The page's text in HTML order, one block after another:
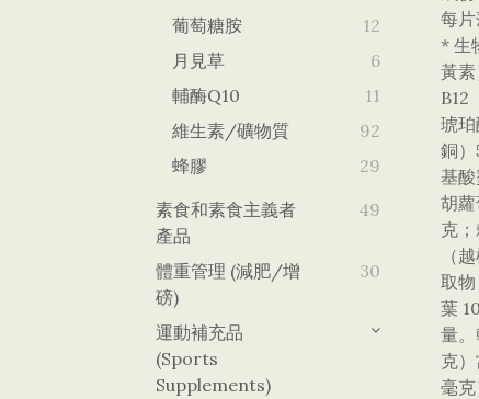
葡萄糖胺
12
月見草
6
輔酶Q10
11
維生素/礦物質
92
蜂膠
29
素食和素食主義者
產品
49
體重管理 (減肥/增
磅)
30
運動補充品
(Sports
Supplements)
每片
* 生
黃
B12
琥
銅
基
胡
克
（
取
葉
量
克
毫